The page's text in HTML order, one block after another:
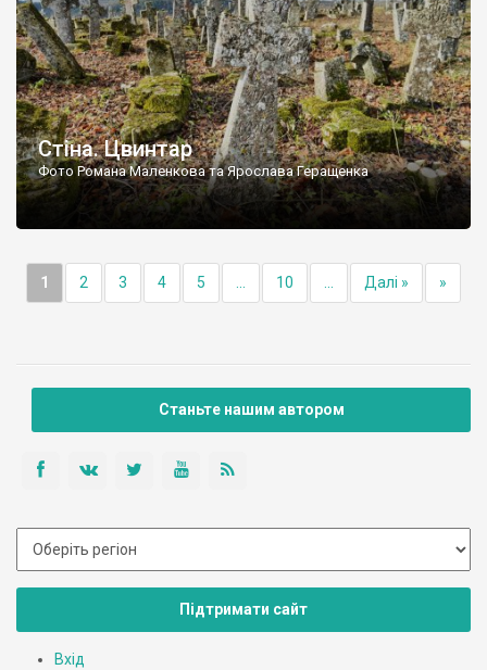
Стіна. Цвинтар
Фото Романа Маленкова та Ярослава Геращенка
1 2 3 4 5 10 Далі » »
Станьте нашим автором
Підтримати сайт
Вхід